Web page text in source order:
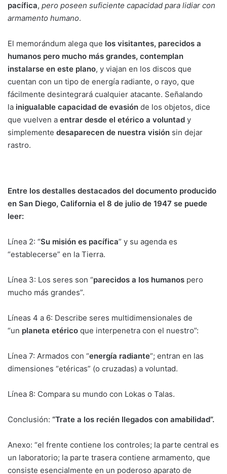
pacífica, pero poseen suficiente capacidad para lidiar con
armamento humano.
El memorándum alega que los visitantes, parecidos a
humanos pero mucho más grandes, contemplan
instalarse en este plano, y viajan en los discos que
cuentan con un tipo de energía radiante, o rayo, que
fácilmente desintegrará cualquier atacante. Señalando
la inigualable capacidad de evasión de los objetos, dice
que vuelven a entrar desde el etérico a voluntad y
simplemente desaparecen de nuestra visión sin dejar
rastro.
Entre los destalles destacados del documento producido
en San Diego, California el 8 de julio de 1947 se puede
leer:
Línea 2: “Su misión es pacífica” y su agenda es
“establecerse” en la Tierra.
Línea 3: Los seres son “parecidos a los humanos pero
mucho más grandes”.
Líneas 4 a 6: Describe seres multidimensionales de
“un planeta etérico que interpenetra con el nuestro”:
Línea 7: Armados con “energía radiante“; entran en las
dimensiones “etéricas” (o cruzadas) a voluntad.
Línea 8: Compara su mundo con Lokas o Talas.
Conclusión: “Trate a los recién llegados con amabilidad”.
Anexo: “el frente contiene los controles; la parte central es
un laboratorio; la parte trasera contiene armamento, que
consiste esencialmente en un poderoso aparato de